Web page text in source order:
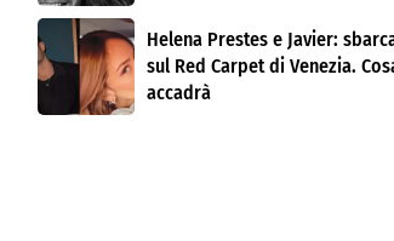
Helena Prestes e Javier:
sul Red Carpet di Venezia.
accadrà